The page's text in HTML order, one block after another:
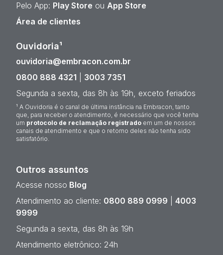
Pelo App: Play Store ou App Store
Área de clientes
Ouvidoria¹
ouvidoria@embracon.com.br
0800 888 4321
3003 7351
Segunda a sexta, das 8h às 19h, exceto feriados
¹ A Ouvidoria é o canal de última instância na Embracon, tanto
que, para receber o atendimento, é necessário que você tenha
um protocolo de reclamação registrado em um de nossos
canais de atendimento e que o retorno deles não tenha sido
satisfatório.
Outros assuntos
Acesse nosso Blog
Atendimento ao cliente: 0800 889 0999
4003
9999
Segunda a sexta, das 8h às 19h
Atendimento eletrônico: 24h